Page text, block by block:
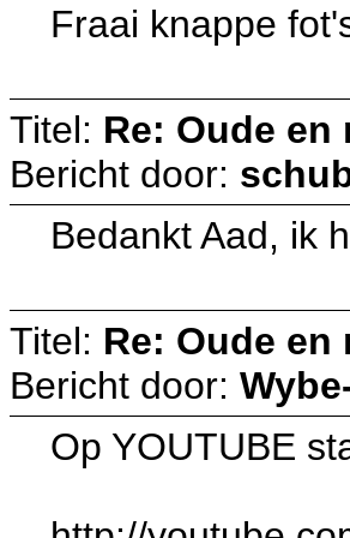
Fraai knappe
Titel: Re: Oude
Bericht door:
Bedankt Aad, ik
Titel: Re: Oude
Bericht door:
Op YOUTUBE